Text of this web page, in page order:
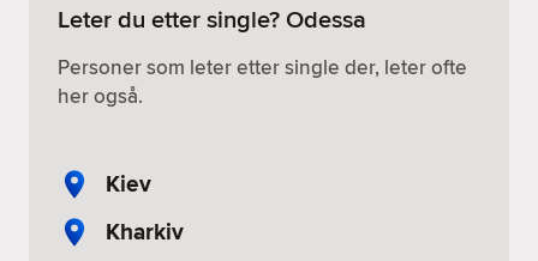
Leter du etter single? Odessa
Personer som leter etter single der, leter ofte
her også.
Kiev
Kharkiv